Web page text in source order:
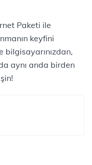
Paketi ile
keyfini
bilgisayarınızdan,
aynı anda birden